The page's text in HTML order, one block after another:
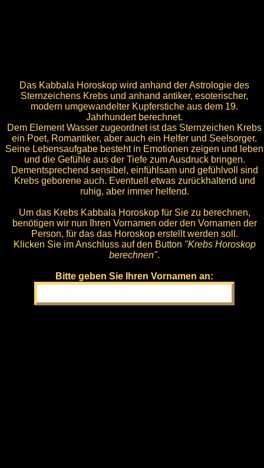
Das Kabbala Horoskop wird anhand der Astrologie des
Sternzeichens Krebs und anhand antiker, esoterischer,
modern umgewandelter Kupferstiche aus dem 19.
Jahrhundert berechnet.
Dem Element Wasser zugeordnet ist das Sternzeichen Krebs
ein Poet, Romantiker, aber auch ein Helfer und Seelsorger.
Seine Lebensaufgabe besteht in Emotionen zeigen und leben
und die Gefühle aus der Tiefe zum Ausdruck bringen.
Dementsprechend sensibel, einfühlsam und gefühlvoll sind
Krebs geborene auch. Eventuell etwas zurückhaltend und
ruhig, aber immer helfend.
Um das Krebs Kabbala Horoskop für Sie zu berechnen,
benötigen wir nun Ihren Vornamen oder den Vornamen der
Person, für das das Horoskop erstellt werden soll.
Klicken Sie im Anschluss auf den Button "Krebs Horoskop
berechnen".
Bitte geben Sie Ihren Vornamen an: